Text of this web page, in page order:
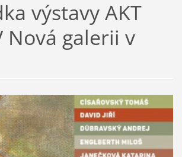
výstavy AKT
Nová galerii v